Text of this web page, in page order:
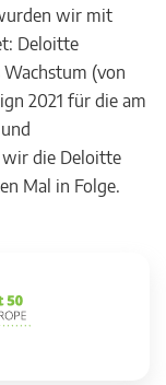
wir mit
Deloitte
Wachstum (von
2021 für die am
wir die Deloitte
Mal in Folge.